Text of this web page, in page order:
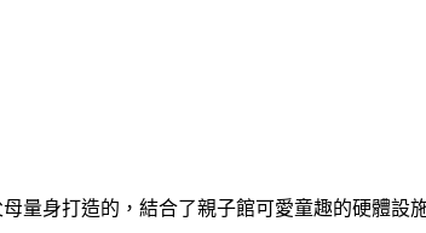
量身打造的，結合了親子館可愛童趣的硬體設